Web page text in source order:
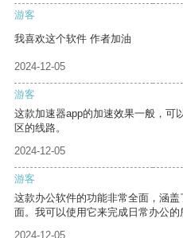
游客
我喜欢这个软件 作者加油
2024-12-05
游客
这款加速器app的加速效果一般，可
区的线路。
2024-12-05
游客
这款办公软件的功能非常全面，涵
面。我可以使用它来完成日常办公的
2024-12-05